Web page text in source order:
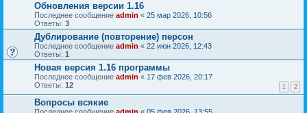
Обновления версии 1.16
Последнее сообщение admin « 25 мар 2026, 10:56
Ответы: 3
Дублирование (повторение) персон
Последнее сообщение admin « 22 июн 2026, 12:43
Ответы: 1
Новая версия 1.16 программы
Последнее сообщение admin « 17 фев 2026, 20:17
Ответы: 12 1 2
Вопросы всякие